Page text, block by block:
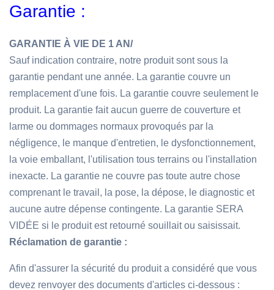
Garantie :
GARANTIE À VIE DE 1 AN/
Sauf indication contraire, notre produit sont sous la
garantie pendant une année. La garantie couvre un
remplacement d'une fois. La garantie couvre seulement le
produit. La garantie fait aucun guerre de couverture et
larme ou dommages normaux provoqués par la
négligence, le manque d'entretien, le dysfonctionnement,
la voie emballant, l'utilisation tous terrains ou l'installation
inexacte. La garantie ne couvre pas toute autre chose
comprenant le travail, la pose, la dépose, le diagnostic et
aucune autre dépense contingente. La garantie SERA
VIDÉE si le produit est retourné souillait ou saisissait.
Réclamation de garantie :
Afin d'assurer la sécurité du produit a considéré que vous
devez renvoyer des documents d'articles ci-dessous :